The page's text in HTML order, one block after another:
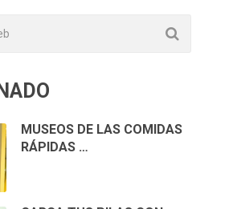
MUSEOS DE LAS COMIDAS
RÁPIDAS …